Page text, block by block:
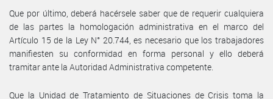
Que por último, deberá hacérsele saber que de requerir cualquiera
de las partes la homologación administrativa en el marco del
Artículo 15 de la Ley N° 20.744, es necesario que los trabajadores
manifiesten su conformidad en forma personal y ello deberá
tramitar ante la Autoridad Administrativa competente.
Que la Unidad de Tratamiento de Situaciones de Crisis toma la